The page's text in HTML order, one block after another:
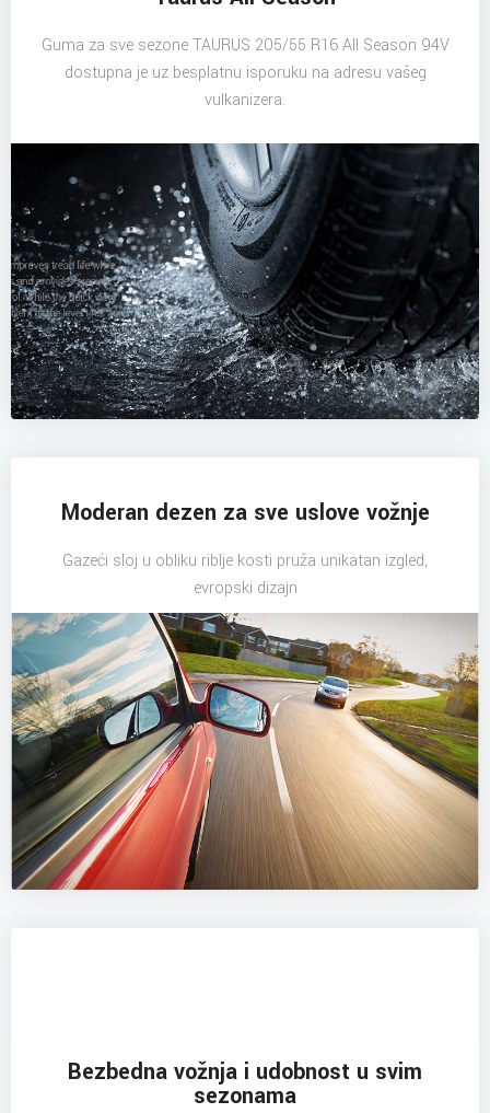
Guma za sve sezone TAURUS 205/55 R16 All Season 94V
dostupna je uz besplatnu isporuku na adresu vašeg
vulkanizera.
Moderan dezen za sve uslove vožnje
Gazeći sloj u obliku riblje kosti pruža unikatan izgled,
evropski dizajn
Bezbedna vožnja i udobnost u svim
sezonama